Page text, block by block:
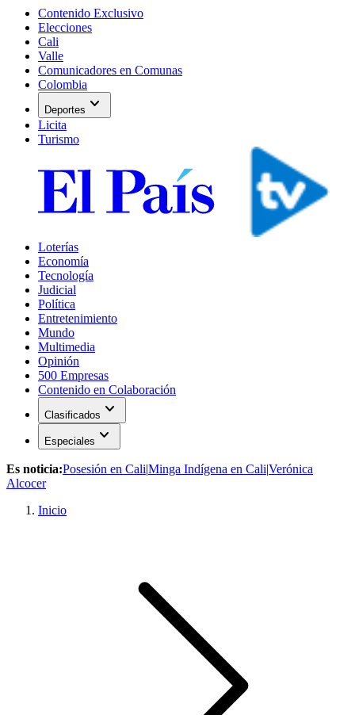
Contenido Exclusivo
Elecciones
Cali
Valle
Comunicadores en Comunas
Colombia
Deportes expand_more
Licita
Turismo
Loterías
Economía
Tecnología
Judicial
Política
Entretenimiento
Mundo
Multimedia
Opinión
500 Empresas
Contenido en Colaboración
Clasificados expand_more
Especiales expand_more
Es noticia:Posesión en Cali|Minga Indígena en Cali|Verónica
Alcocer
Inicio